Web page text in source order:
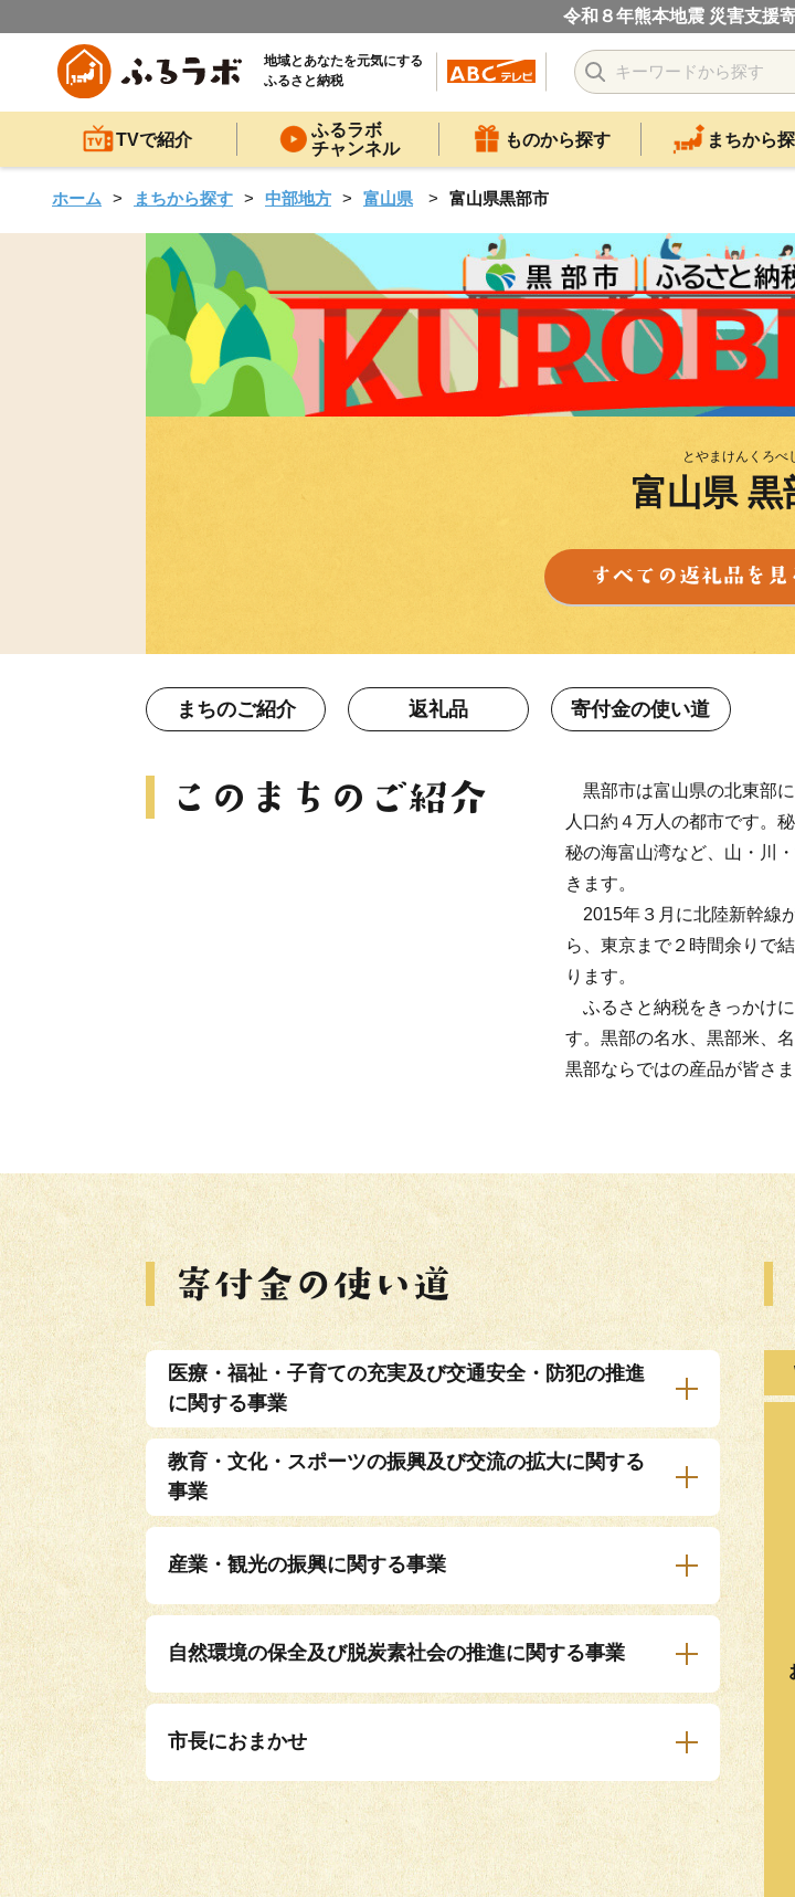
令和８年熊本地震 災害支援
地域とあなたを元気にする
ふるさと納税
TVで紹介
ふるラボ
チャンネル
ものから探す まちから
ホーム まちから探す 中部地方 富山県 富山県黒部市
とやまけんくろべ
富山県 黒
まちのご紹介 返礼品 寄付金の使い道
黒部市は富山県の北東部に
人口約４万人の都市です。
秘の海富山湾など、山・川
きます。
2015年３月に北陸新幹線
ら、東京まで２時間余りで
ります。
ふるさと納税をきっかけ
す。黒部の名水、黒部米、
黒部ならではの産品が皆さ
医療・福祉・子育ての充実及び交通安全・防犯の推進
に関する事業
教育・文化・スポーツの振興及び交流の拡大に関する
事業
産業・観光の振興に関する事業
自然環境の保全及び脱炭素社会の推進に関する事業
市長におまかせ